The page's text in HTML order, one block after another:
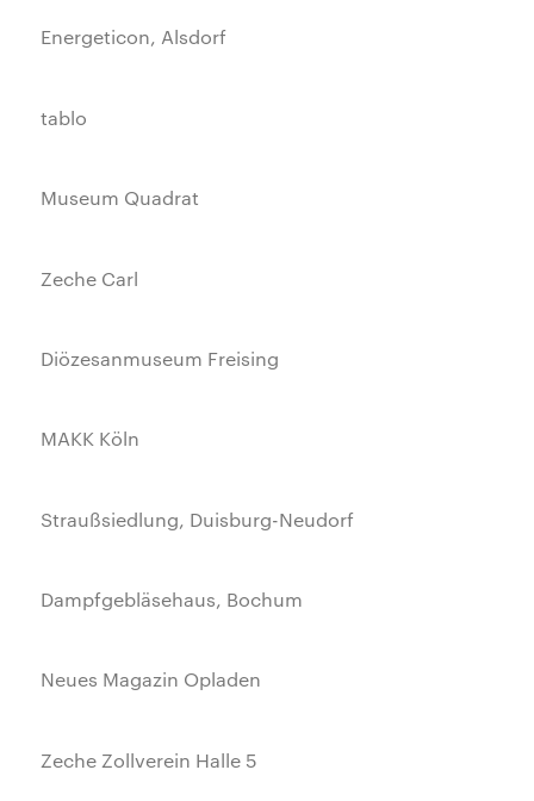
Energeticon, Alsdorf
tablo
Museum Quadrat
Zeche Carl
Diözesanmuseum Freising
MAKK Köln
Straußsiedlung, Duisburg-Neudorf
Dampfgebläsehaus, Bochum
Neues Magazin Opladen
Zeche Zollverein Halle 5